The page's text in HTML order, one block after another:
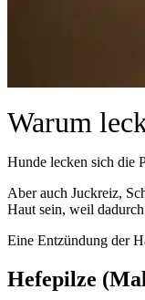
Warum
Hunde lecken sich die
Aber auch Juckreiz,
Haut sein, weil
Eine Entzündung der
Hefepilze